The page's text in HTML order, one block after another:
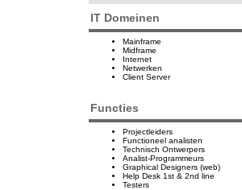
IT Domeinen
Mainframe
Midframe
Internet
Netwerken
Client Server
Functies
Projectleiders
Functioneel analisten
Technisch Ontwerpers
Analist-Programmeurs
Graphical Designers (web)
Help Desk 1st & 2nd line
Testers